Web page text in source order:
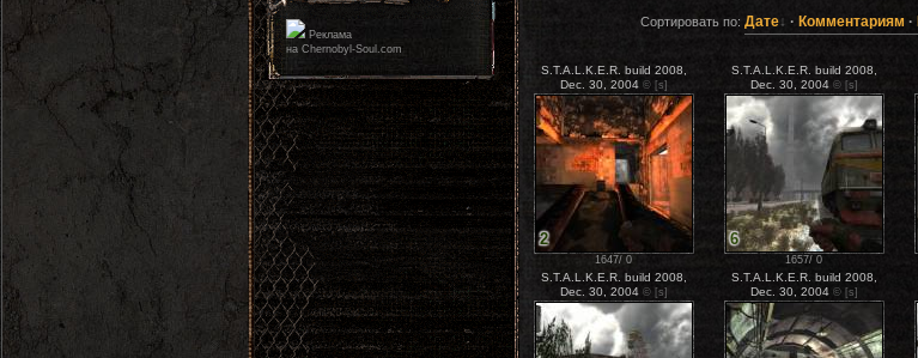
Реклама
на Chernobyl-Soul.com
Сортировать по: Дате · Комментариям ·
S.T.A.L.K.E.R. build 2008,
Dec. 30, 2004 © [s]
2
1647/0
S.T.A.L.K.E.R. build 2008,
Dec. 30, 2004 © [s]
6
1657/0
S.T.A.L.K.E.R. build 2008,
Dec. 30, 2004 © [s]
S.T.A.L.K.E.R. build 2008,
Dec. 30, 2004 © [s]